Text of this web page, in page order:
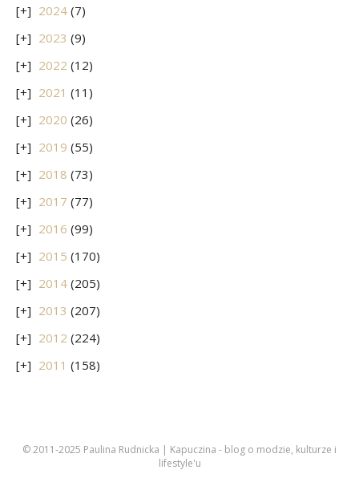
2024 (7)
2023 (9)
2022 (12)
2021 (11)
2020 (26)
2019 (55)
2018 (73)
2017 (77)
2016 (99)
2015 (170)
2014 (205)
2013 (207)
2012 (224)
2011 (158)
© 2011-2025 Paulina Rudnicka | Kapuczina - blog o modzie, kulturze i
lifestyle'u